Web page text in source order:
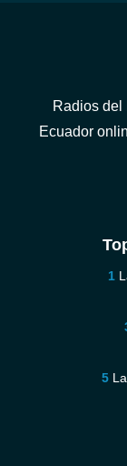
Radios del
Ecuador